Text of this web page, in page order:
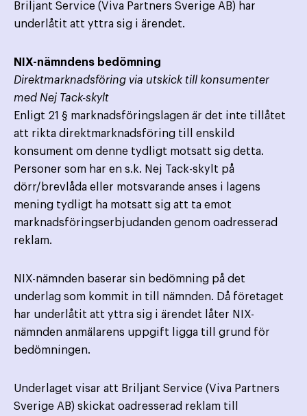
Briljant Service (Viva Partners Sverige AB) har
underlåtit att yttra sig i ärendet.
NIX-nämndens bedömning
Direktmarknadsföring via utskick till konsumenter
med Nej Tack-skylt
Enligt 21 § marknadsföringslagen är det inte tillåtet
att rikta direktmarknadsföring till enskild
konsument om denne tydligt motsatt sig detta.
Personer som har en s.k. Nej Tack-skylt på
dörr/brevlåda eller motsvarande anses i lagens
mening tydligt ha motsatt sig att ta emot
marknadsföringserbjudanden genom oadresserad
reklam.
NIX-nämnden baserar sin bedömning på det
underlag som kommit in till nämnden. Då företaget
har underlåtit att yttra sig i ärendet låter NIX-
nämnden anmälarens uppgift ligga till grund för
bedömningen.
Underlaget visar att Briljant Service (Viva Partners
Sverige AB) skickat oadresserad reklam till